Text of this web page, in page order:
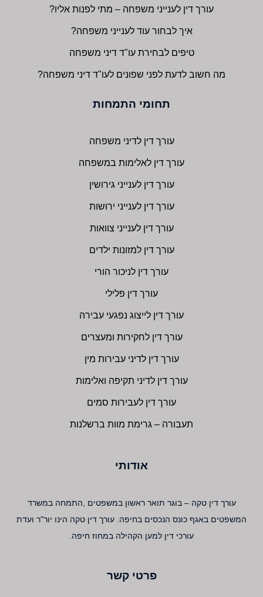
עורך דין לענייני משפחה – מתי לפנות אליו?
איך לבחור עוד לענייני משפחה?
טיפים לבחירת עו"ד דיני משפחה
מה חשוב לדעת לפני שפונים לעו"ד דיני משפחה?
תחומי התמחות
עורך דין לדיני משפחה
עורך דין לאלימות במשפחה
עורך דין לענייני גירושין
עורך דין לענייני ירושות
עורך דין לענייני צוואות
עורך דין למזונות ילדים
עורך דין לניכור הורי
עורך דין פלילי
עורך דין לייצוג נפגעי עבירה
עורך דין לחקירות ומעצרים
עורך דין לדיני עבירות מין
עורך דין לדיני תקיפה ואלימות
עורך דין לעבירות סמים
תעבורה – גרימת מוות ברשלנות
אודותי
עורך דין טקה – בוגר תואר ראשון במשפטים ,התמחה במשרד
המשפטים באגף כונס הנכסים בחיפה. עורך דין טקה הינו יור"ר ועדת
עורכי דין למען הקהילה במחוז חיפה.
פרטי קשר